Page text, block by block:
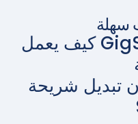
سهلة
كيف يعمل GigSky في أربع خطوات
تبديل شريحة